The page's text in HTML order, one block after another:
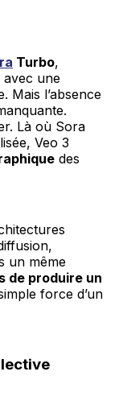
Turbo,
avec une
Mais l’absence
Là où Sora
Veo 3
des
un même
de produire un
force d’un